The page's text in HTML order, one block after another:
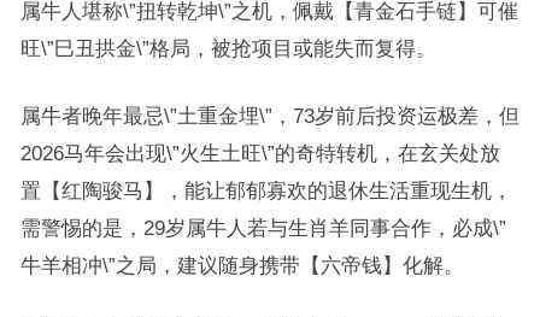
属牛人堪称\”扭转乾坤\”之机，佩戴【青金石手链】可催
旺\”巳丑拱金\”格局，被抢项目或能失而复得。
属牛者晚年最忌\”土重金埋\”，73岁前后投资运极差，但
2026马年会出现\”火生土旺\”的奇特转机，在玄关处放
置【红陶骏马】，能让郁郁寡欢的退休生活重现生机，
需警惕的是，29岁属牛人若与生肖羊同事合作，必成\”
牛羊相冲\”之局，建议随身携带【六帝钱】化解。